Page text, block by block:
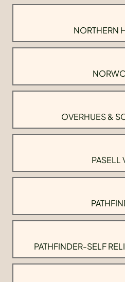
NORTHERN
OVERHUES &
PASELL
PATHFINDER-SELF